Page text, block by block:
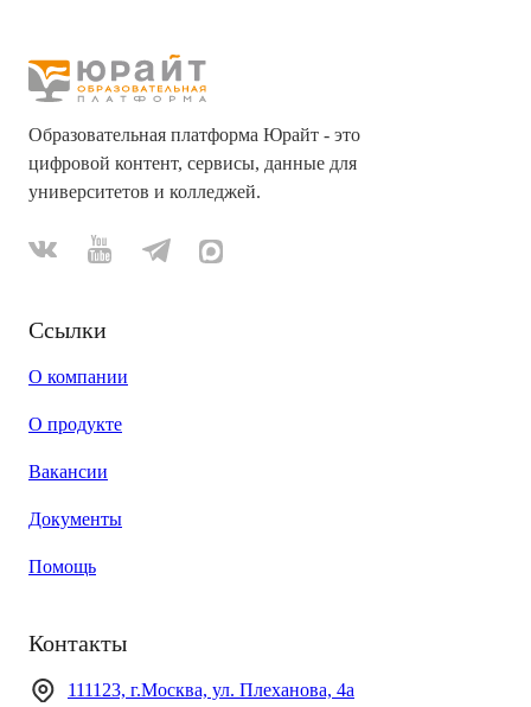
Образовательная платформа Юрайт - это
цифровой контент, сервисы, данные для
университетов и колледжей.
Ссылки
О компании
О продукте
Вакансии
Документы
Помощь
Контакты
111123, г.Москва, ул. Плеханова, 4а